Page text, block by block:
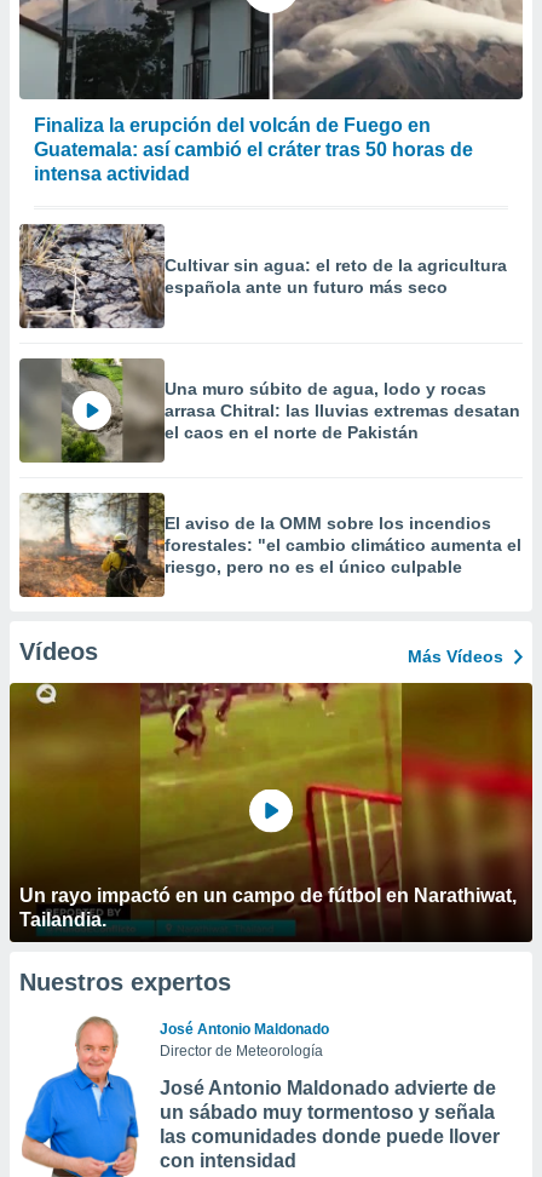
Finaliza la erupción del volcán de Fuego en
Guatemala: así cambió el cráter tras 50 horas de
intensa actividad
Cultivar sin agua: el reto de la agricultura
española ante un futuro más seco
Una muro súbito de agua, lodo y rocas
arrasa Chitral: las lluvias extremas desatan
el caos en el norte de Pakistán
El aviso de la OMM sobre los incendios
forestales: "el cambio climático aumenta el
riesgo, pero no es el único culpable
Vídeos Más Vídeos
Un rayo impactó en un campo de fútbol en Narathiwat,
Tailandia.
Nuestros expertos
José Antonio Maldonado
Director de Meteorología
José Antonio Maldonado advierte de
un sábado muy tormentoso y señala
las comunidades donde puede llover
con intensidad